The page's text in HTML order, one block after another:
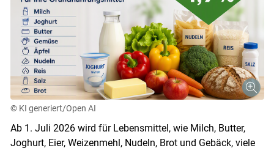
© KI generiert/Open AI
Ab 1. Juli 2026 wird für Lebensmittel, wie Milch, Butter,
Joghurt, Eier, Weizenmehl, Nudeln, Brot und Gebäck, viele